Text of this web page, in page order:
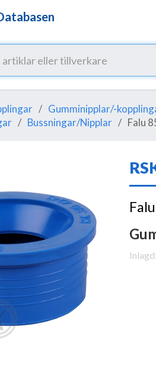
Gumminipplar/-
Bussningar/Nipplar Falu